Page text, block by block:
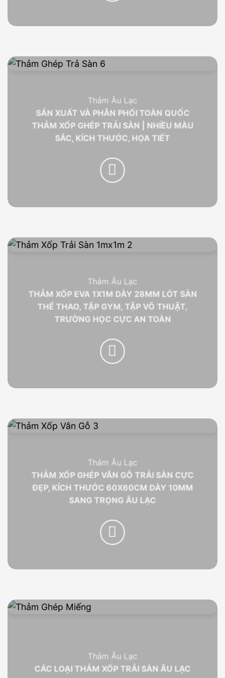
Thảm Âu Lạc
SẢN XUẤT VÀ PHÂN PHỐI TOÀN QUỐC
THẢM XỐP GHÉP TRẢI SÀN | NHIỀU MÀU
SẮC, KÍCH THƯỚC, HỌA TIẾT
Thảm Âu Lạc
THẢM XỐP EVA 1X1M DÀY 28MM LÓT SÀN
THỂ THAO, TẬP GYM, TẬP VÕ THUẬT,
TRƯỜNG HỌC CỰC AN TOÀN
Thảm Âu Lạc
THẢM XỐP GHÉP VÂN GỖ TRẢI SÀN CỰC
ĐẸP, KÍCH THƯỚC 60X60CM DÀY 10MM
SANG TRỌNG ÂU LẠC
Thảm Âu Lạc
CÁC LOẠI THẢM XỐP TRẢI SÀN ÂU LẠC